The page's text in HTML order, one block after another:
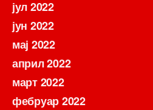
јул 2022
јун 2022
мај 2022
април 2022
март 2022
фебруар 2022